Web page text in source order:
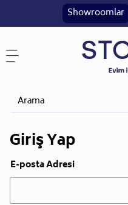
Showroomlar
Giriş Yap
E-posta Adresi